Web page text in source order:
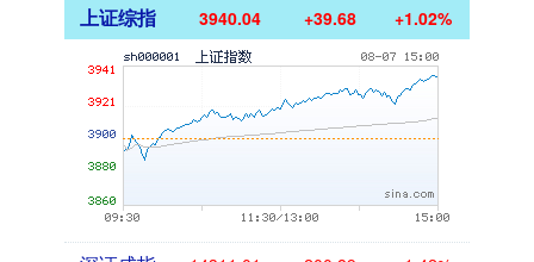
上证综指 3940.04 +39.68 +1.02%